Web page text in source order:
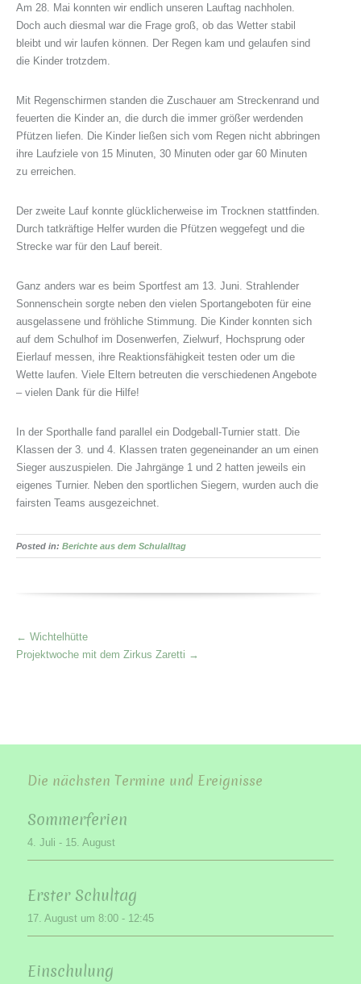
Am 28. Mai konnten wir endlich unseren Lauftag nachholen.
Doch auch diesmal war die Frage groß, ob das Wetter stabil
bleibt und wir laufen können. Der Regen kam und gelaufen sind
die Kinder trotzdem.
Mit Regenschirmen standen die Zuschauer am Streckenrand und
feuerten die Kinder an, die durch die immer größer werdenden
Pfützen liefen. Die Kinder ließen sich vom Regen nicht abbringen
ihre Laufziele von 15 Minuten, 30 Minuten oder gar 60 Minuten
zu erreichen.
Der zweite Lauf konnte glücklicherweise im Trocknen stattfinden.
Durch tatkräftige Helfer wurden die Pfützen weggefegt und die
Strecke war für den Lauf bereit.
Ganz anders war es beim Sportfest am 13. Juni. Strahlender
Sonnenschein sorgte neben den vielen Sportangeboten für eine
ausgelassene und fröhliche Stimmung. Die Kinder konnten sich
auf dem Schulhof im Dosenwerfen, Zielwurf, Hochsprung oder
Eierlauf messen, ihre Reaktionsfähigkeit testen oder um die
Wette laufen. Viele Eltern betreuten die verschiedenen Angebote
– vielen Dank für die Hilfe!
In der Sporthalle fand parallel ein Dodgeball-Turnier statt. Die
Klassen der 3. und 4. Klassen traten gegeneinander an um einen
Sieger auszuspielen. Die Jahrgänge 1 und 2 hatten jeweils ein
eigenes Turnier. Neben den sportlichen Siegern, wurden auch die
fairsten Teams ausgezeichnet.
Posted in: Berichte aus dem Schulalltag
More
Articles
← Wichtelhütte
Projektwoche mit dem Zirkus Zaretti →
Die nächsten Termine und Ereignisse
Sommerferien
4. Juli - 15. August
Erster Schultag
17. August um 8:00 - 12:45
Einschulung